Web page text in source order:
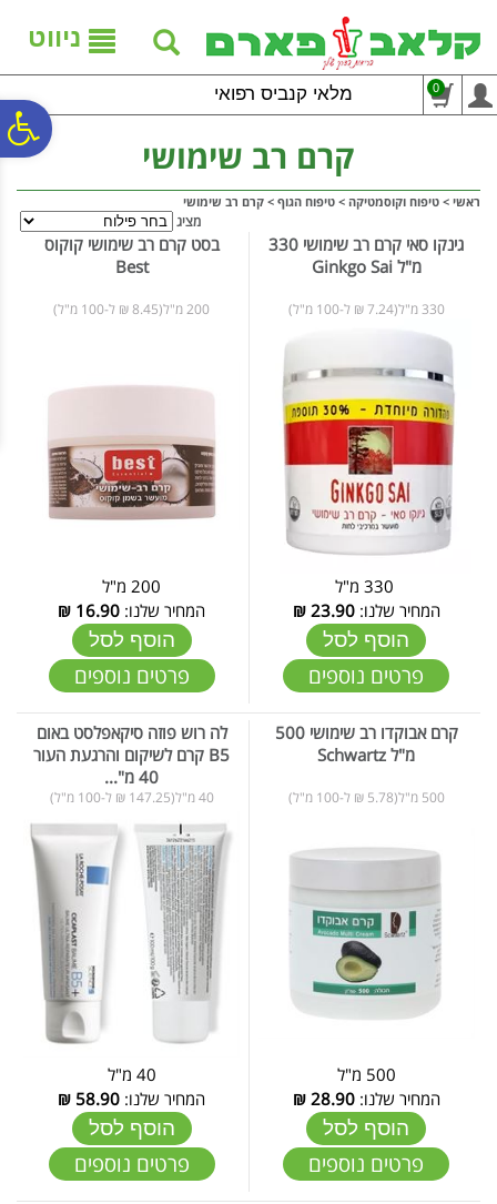
נגישות
אתר
המרכזי
ניווט
מלאי קנביס רפואי 0
קרם רב שימושי
ראשי > טיפוח וקוסמטיקה > טיפוח הגוף > קרם רב שימושי
מציג
גינקו סאי קרם רב שימושי 330
מ"ל Ginkgo Sai
330 מ"ל(7.24 ₪ ל-100 מ"ל)
המחיר שלנו:23.90
₪
הוסף לסל
פרטים נוספים
בסט קרם רב שימושי קוקוס
Best
200 מ"ל(8.45 ₪ ל-100 מ"ל)
200 מ"ל
המחיר שלנו: 16.90
₪
הוסף לסל
פרטים נוספים
קרם אבוקדו רב שימושי 500
מ"ל Schwartz
500 מ"ל(5.78 ₪ ל-100 מ"ל)
500 מ"ל
המחיר שלנו:28.90
₪
הוסף לסל
פרטים נוספים
לה רוש פוזה סיקאפלסט באום
B5 קרם לשיקום והרגעת העור
40 מ"...
40 מ"ל(147.25 ₪ ל-100 מ"ל)
40 מ"ל
המחיר שלנו: 58.90
₪
הוסף לסל
פרטים נוספים